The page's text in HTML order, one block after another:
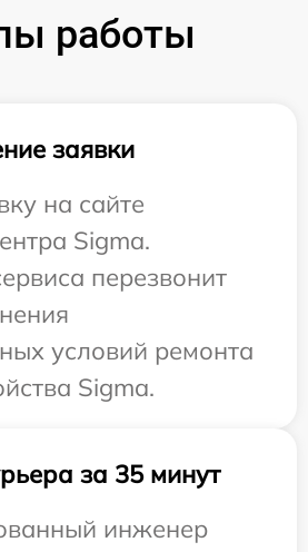
работы
заявки
на сайте
Sigma.
перезвонит
условий ремонта
Sigma.
за 35 минут
инженер